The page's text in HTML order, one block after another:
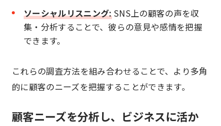
ソーシャルリスニング:SNS上の顧客の声を収
集・分析することで、彼らの意見や感情を把握
できます。
これらの調査方法を組み合わせることで、より多角
的に顧客のニーズを把握することができます。
顧客ニーズを分析し、ビジネスに活か